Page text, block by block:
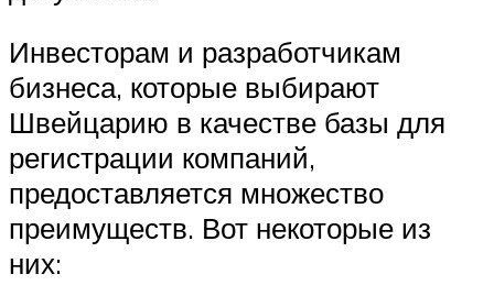
Инвесторам и разработчикам
бизнеса, которые выбирают
Швейцарию в качестве базы для
регистрации компаний,
предоставляется множество
преимуществ. Вот некоторые из
них: